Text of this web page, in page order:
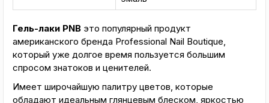
Гель-лаки PNB это популярный продукт
американского бренда Professional Nail Boutique,
который уже долгое время пользуется большим
спросом знатоков и ценителей.
Имеет широчайшую палитру цветов, которые
обладают идеальным глянцевым блеском, яркостью